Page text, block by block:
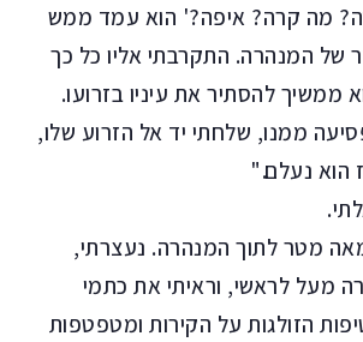
מה קרה? איפה?' הוא עמד ממש
של המנהרה. התקרבתי אליו כל כך
ממשיך להסתיר את עיניו בזרועו.
ממנו, שלחתי יד אל הזרוע שלו,
הוא נעלם."
מטר לתוך המנהרה. נעצרתי,
מעל לראשי, וראיתי את כתמי
הזולגות על הקירות ומטפטפות